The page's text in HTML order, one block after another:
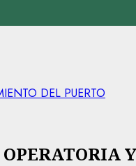
DEL PUERTO